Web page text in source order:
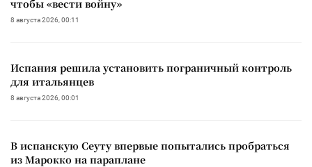
чтобы «вести войну»
8 августа 2026, 00:11
Испания решила установить пограничный контроль
для итальянцев
8 августа 2026, 00:01
В испанскую Сеуту впервые попытались пробраться
из Марокко на параплане